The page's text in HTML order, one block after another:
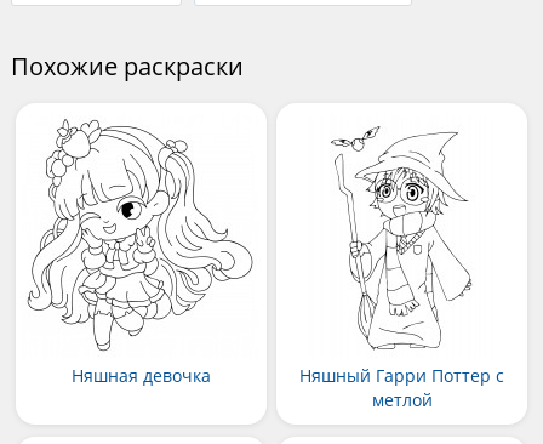
Похожие раскраски
Няшная девочка
Няшный Гарри Поттер с
метлой